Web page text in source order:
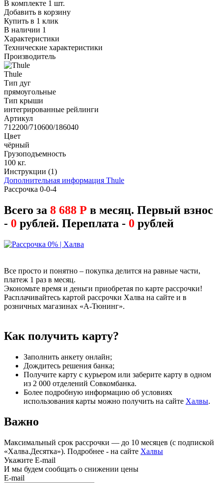
В комплекте 1 шт.
Добавить в корзину
Купить в 1 клик
В наличии 1
Характеристики
Технические характеристики
Производитель
Thule
Тип дуг
прямоугольные
Тип крыши
интегрированные рейлинги
Артикул
712200/710600/186040
Цвет
чёрный
Грузоподъемность
100 кг.
Инструкции (1)
Дополнительная информация Thule
Рассрочка 0-0-4
Всего за 8 688 Р в месяц. Первый взнос
- 0 рублей. Переплата - 0 рублей
Все просто и понятно – покупка делится на равные части,
платеж 1 раз в месяц.
Экономьте время и деньги приобретая по карте рассрочки!
Расплачивайтесь картой рассрочки Халва на сайте и в
розничных магазинах «А-Тюнинг».
Как получить карту?
Заполнить анкету онлайн;
Дождитесь решения банка;
Получите карту с курьером или заберите карту в одном
из 2 000 отделений Совкомбанка.
Более подробную информацию об условиях
использования карты можно получить на сайте Халвы.
Важно
Максимальный срок рассрочки — до 10 месяцев (с подпиской
«Халва.Десятка»). Подробнее - на сайте Халвы
Укажите E-mail
И мы будем сообщать о снижении цены
E-mail